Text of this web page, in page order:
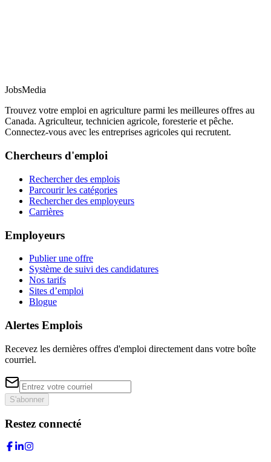
JobsMedia
Trouvez votre emploi en agriculture parmi les meilleures offres au
Canada. Agriculteur, technicien agricole, foresterie et pêche.
Connectez-vous avec les entreprises agricoles qui recrutent.
Chercheurs d'emploi
Rechercher des emplois
Parcourir les catégories
Rechercher des employeurs
Carrières
Employeurs
Publier une offre
Système de suivi des candidatures
Nos tarifs
Sites d’emploi
Blogue
Alertes Emplois
Recevez les dernières offres d'emploi directement dans votre boîte
courriel.
S'abonner
Restez connecté